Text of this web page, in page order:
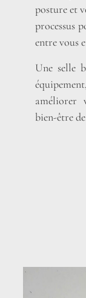
posture et
processus
entre vous
Une selle
améliorer
bien-être